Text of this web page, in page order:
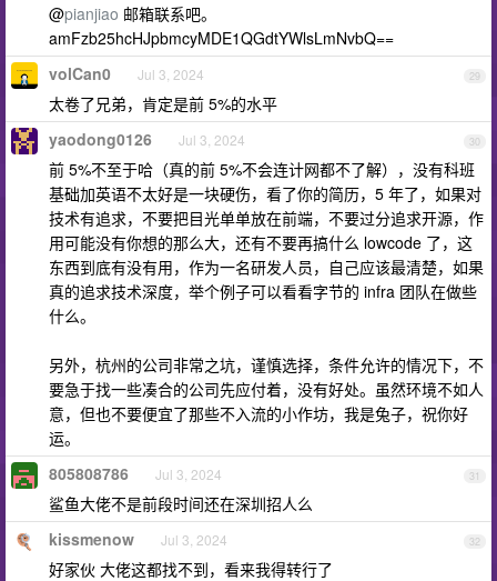
@pianjiao 邮箱联系吧。
amFzb25hcHJpbmcyMDE1QGdtYWlsLmNvbQ==
29
volCan0 Jul 3, 2024
太卷了兄弟，肯定是前 5%的水平
30
yaodong0126 Jul 3, 2024
前 5%不至于哈（真的前 5%不会连计网都不了解），没有科班
基础加英语不太好是一块硬伤，看了你的简历，5 年了，如果对
技术有追求，不要把目光单单放在前端，不要过分追求开源，作
用可能没有你想的那么大，还有不要再搞什么 lowcode 了，这
东西到底有没有用，作为一名研发人员，自己应该最清楚，如果
真的追求技术深度，举个例子可以看看字节的 infra 团队在做些
什么。
另外，杭州的公司非常之坑，谨慎选择，条件允许的情况下，不
要急于找一些凑合的公司先应付着，没有好处。虽然环境不如人
意，但也不要便宜了那些不入流的小作坊，我是兔子，祝你好
运。
31
805808786 Jul 3, 2024
鲨鱼大佬不是前段时间还在深圳招人么
32
kissmenow Jul 3, 2024
好家伙 大佬这都找不到，看来我得转行了